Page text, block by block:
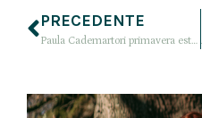
PRECEDENTE
Paula Cademartori primavera estate 2016, tra onde del mare e colori sgargianti